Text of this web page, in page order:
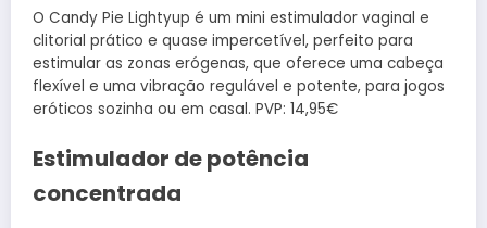
O Candy Pie Lightyup é um mini estimulador vaginal e
clitorial prático e quase impercetível, perfeito para
estimular as zonas erógenas, que oferece uma cabeça
flexível e uma vibração regulável e potente, para jogos
eróticos sozinha ou em casal. PVP: 14,95€
Estimulador de potência
concentrada